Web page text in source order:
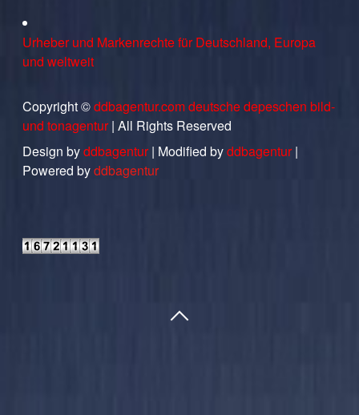
Urheber und Markenrechte für Deutschland, Europa
und weltweit
Copyright ©ddbagentur.com deutsche depeschen bild-
und tonagentur| All Rights Reserved
Design byddbagentur| Modified byddbagentur|
Powered byddbagentur